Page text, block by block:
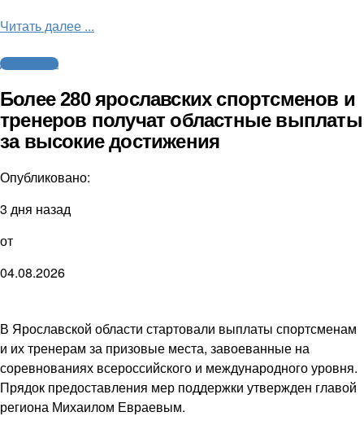
Читать далее ...
Другие виды
Более 280 ярославских спортсменов и
тренеров получат областные выплаты
за высокие достижения
Опубликовано:
3 дня назад
от
04.08.2026
В Ярославской области стартовали выплаты спортсменам
и их тренерам за призовые места, завоеванные на
соревнованиях всероссийского и международного уровня.
Прядок предоставления мер поддержки утвержден главой
региона Михаилом Евраевым.